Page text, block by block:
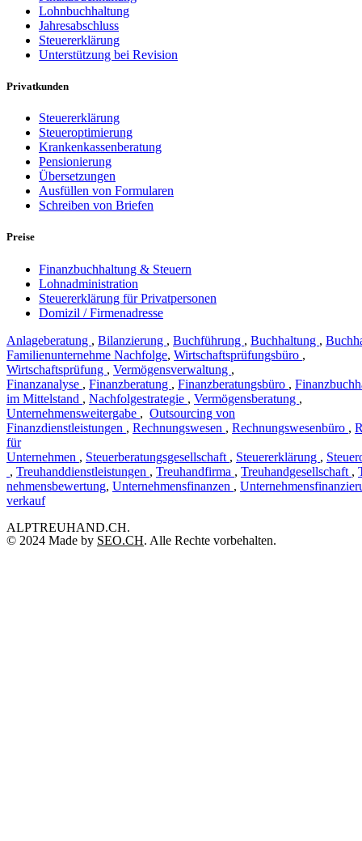
Lohnbuchhaltung
Jahresabschluss
Steuererklärung
Unterstützung bei Revision
Privatkunden
Steuererklärung
Steueroptimierung
Krankenkassenberatung
Pensionierung
Übersetzungen
Ausfüllen von Formularen
Schreiben von Briefen
Preise
Finanzbuchhaltung & Steuern
Lohnadministration
Steuererklärung für Privatpersonen
Domizil / Firmenadresse
Anlageberatung , Bilanzierung , Buchführung , Buchhaltung ,
Familienunternehme Nachfolge, Wirtschaftsprüfungsbüro ,
Wirtschaftsprüfung , Vermögensverwaltung ,
Finanzanalyse , Finanzberatung , Finanzberatungsbüro ,
im Mittelstand , Nachfolgestrategie , Vermögensberatung ,
Unternehmensweitergabe , Outsourcing von
Finanzdienstleistungen , Rechnungswesen , Rechnungswesenbüro ,
für
Unternehmen , Steuerberatungsgesellschaft , Steuererklärung ,
, Treuhanddienstleistungen , Treuhandfirma , Treuhandgesellschaft ,
nehmensbewertung, Unternehmensfinanzen ,
verkauf
ALPTREUHAND.CH.
© 2024 Made by SEO.CH. Alle Rechte vorbehalten.